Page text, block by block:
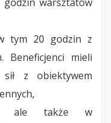
tym 20 godzin z
Beneficjenci mieli
z obiektywem
ale także w